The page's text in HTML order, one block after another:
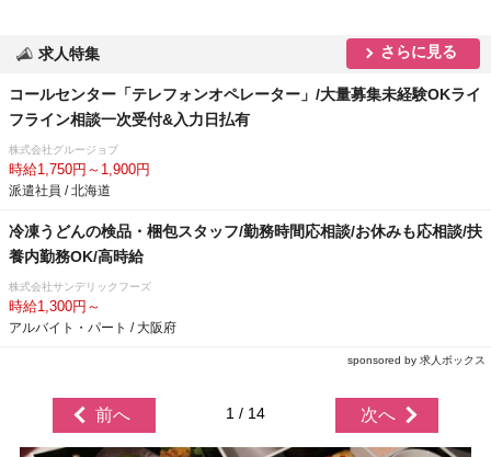
求人特集 さらに見る
コールセンター「テレフォンオペレーター」/大量募集未経験OKライ
フライン相談一次受付&入力日払有
株式会社グルージョブ
時給1,750円～1,900円
派遣社員 / 北海道
冷凍うどんの検品・梱包スタッフ/勤務時間応相談/お休みも応相談/扶
養内勤務OK/高時給
株式会社サンデリックフーズ
時給1,300円～
アルバイト・パート / 大阪府
sponsored by 求人ボックス
前へ 1 / 14 次へ